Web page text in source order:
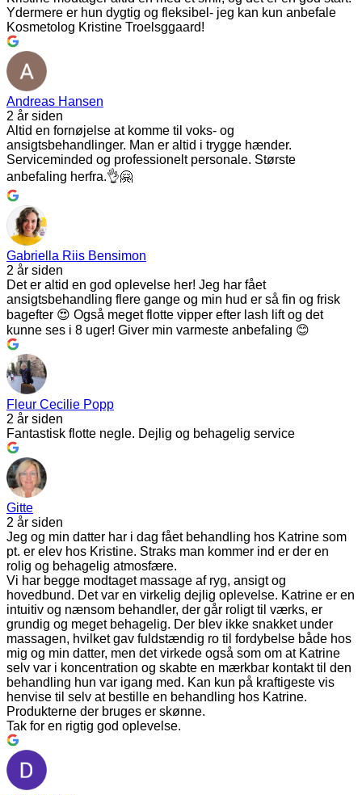
Ydermere er hun dygtig og fleksibel- jeg kan kun anbefale
Kosmetolog Kristine Troelsggaard!
Andreas Hansen
2 år siden
Altid en fornøjelse at komme til voks- og
ansigtsbehandlinger. Man er altid i trygge hænder.
Serviceminded og professionelt personale. Største
anbefaling herfra.👌🤗
Gabriella Riis Bensimon
2 år siden
Det er altid en god oplevelse her! Jeg har fået
ansigtsbehandling flere gange og min hud er så fin og frisk
bagefter 😍 Også meget flotte vipper efter lash lift og det
kunne ses i 8 uger! Giver min varmeste anbefaling 😊
Fleur Cecilie Popp
2 år siden
Fantastisk flotte negle. Dejlig og behagelig service
Gitte
2 år siden
Jeg og min datter har i dag fået behandling hos Katrine som
pt. er elev hos Kristine. Straks man kommer ind er der en
rolig og behagelig atmosfære.
Vi har begge modtaget massage af ryg, ansigt og
hovedbund. Det var en virkelig dejlig oplevelse. Katrine er en
intuitiv og nænsom behandler, der går roligt til værks, er
grundig og meget behagelig. Der blev ikke snakket under
massagen, hvilket gav fuldstændig ro til fordybelse både hos
mig og min datter, men det virkede også som om at Katrine
selv var i koncentration og skabte en mærkbar kontakt til den
behandling hun var igang med. Kan kun på kraftigeste vis
henvise til selv at bestille en behandling hos Katrine.
Produkterne der bruges er skønne.
Tak for en rigtig god oplevelse.